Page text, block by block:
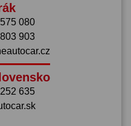
080
903
635